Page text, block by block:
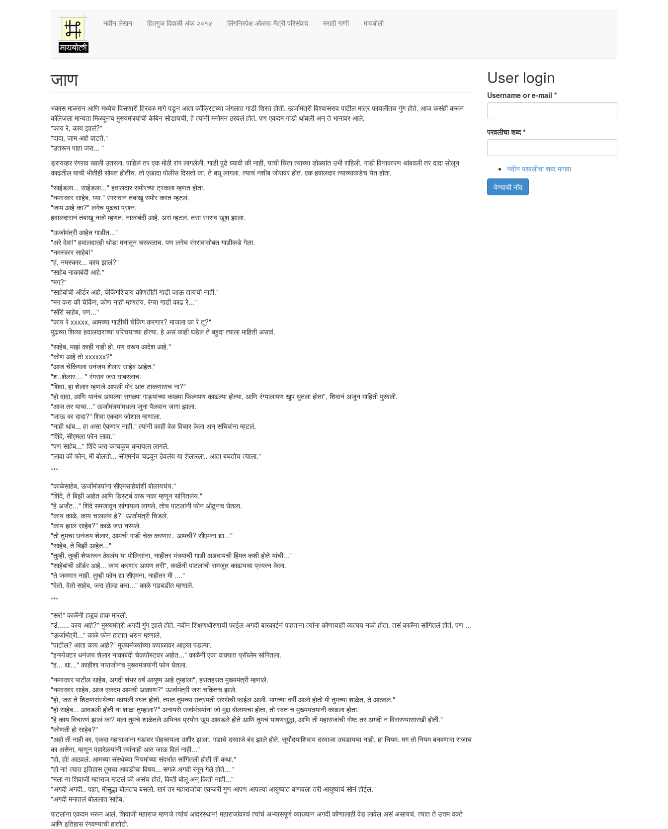
नवीन लेखन हितगुज दिवाळी अंक २०१४ लिंगनिरपेक्ष ओळख-मैत्री परिसंवाद मराठी गाणी मायबोली
जाण
भकास माळरान आणि मध्येच दिसणारी हिरवळ मागे पडून आता काँक्रिटच्या जंगलात गाडी शिरत होती. ऊर्जामंत्री विश्वासराव पाटील मात्र फायलीतच गुंग होते. आज कसंही करून
कॉलेजला मान्यता मिळवूनच मुख्यमंत्र्यांची केबिन सोडायची, हे त्यांनी मनोमन ठरवलं होतं. पण एकदम गाडी थांबली अन् ते भानावर आले.
"काय रे, काय झालं?"
"दादा, जाम आहे वाटते."
"उतरून पाहा जरा... "
ड्रायव्हर रंगराव खाली उतरला. पाहिलं तर एक मोठी रांग लागलेली. गाडी पुढे घ्यावी की नाही, याची चिंता त्याच्या डोळ्यांत उभी राहिली. गाडी विनाकारण थांबवली तर दादा सोलून
काढतील याची भीतीही सोबत होतीच. तो एखादा पोलीस दिसतो का, ते बघू लागला. त्याचं नशीब जोरावर होतं. एक हवालदार त्याच्याकडेच येत होता.
"साईडला... साईडला..." हवालदार समोरच्या ट्रकला म्हणत होता.
"नमस्कार साहेब, घ्या." रंगरावानं तंबाखू समोर करत म्हटलं.
"जाम आहे का?" लगेच पुढचा प्रश्न.
हवालदारानं तंबाखू नको म्हणत, नाकाबंदी आहे, असं म्हटलं, तसा रंगराव खूश झाला.
"ऊर्जामंत्री आहेत गाडीत..."
"अरे देवा!" हवालदारही थोडा मनातून चरकलाच. पण लगेच रंगरावासोबत गाडीकडे गेला.
"नमस्कार साहेब!"
"हं, नमस्कार... काय झालं?"
"साहेब नाकाबंदी आहे."
"मग?"
"साहेबांची ऑर्डर आहे, चेकिंगशिवाय कोणतीही गाडी जाऊ द्यायची नाही."
"मग करा की चेकिंग, कोण नाही म्हणतंय. रंग्या गाडी काढ रे..."
"सॉरी साहेब, पण..."
"काय रे xxxxx, आमच्या गाडीची चेकिंग करणार? माजला का रे तू?"
पुढच्या शिव्या हवालदाराच्या परिचयाच्या होत्या. हे असं काही घडेल ते बहुदा त्याला माहिती असावं.
"साहेब, माझं काही नाही हो, पण वरून आदेश आहे."
"कोण आहे तो xxxxxx?"
"आज चेकिंगला धनंजय शेलार साहेब आहेत."
"श..शेलार.... " रंगराव जरा घाबरलाच.
"शिवा, हा शेलार म्हणजे आपली पोरं आत टाकणाराच ना?"
"हो दादा, आणि यानंच आपल्या सगळ्या गाड्यांच्या काळ्या फिल्मपण काढल्या होत्या, आणि रंग्यालापण खूप धुतला होता", शिवानं अजून माहिती पुरवली.
"आज तर याचा..." ऊर्जामंत्र्यांमधला जुना पैलवान जागा झाला.
"जाऊ का दादा?" शिवा एकदम जोशात म्हणाला.
"नाही थांब... हा असा ऐकणार नाही." त्यांनी काही वेळ विचार केला अन् सचिवांना म्हटलं,
"शिंदे, सीएमला फोन लावा."
"पण साहेब..." शिंदे जरा काचकूच करायला लागले.
"लावा की फोन, मी बोलतो... सीएमनंच चढवून ठेवलंय या शेलारला.. आता बघतोच त्याला."
***
"काळेसाहेब, ऊर्जामंत्र्यांना सीएमसाहेबांशी बोलायचंय."
"शिंदे, ते बिझी आहेत आणि डिस्टर्ब करू नका म्हणून सांगितलंय."
"हे अर्जंट..." शिंदे समजावून सांगायला लागले, तोच पाटलांनी फोन ओढूनच घेतला.
"काय काळे, काय चाललंय हे?" ऊर्जामंत्री चिडले.
"काय झालं साहेब?" काळे जरा नरमले.
"तो तुमचा धनंजय शेलार, आमची गाडी चेक करणार.. आमची? सीएमना द्या..."
"साहेब, ते बिझी आहेत..."
"तुम्ही, तुम्ही शेफारून ठेवलंय या पोलिसांना, नाहीतर मंत्र्याची गाडी अडवायची हिंमत कशी होते यांची..."
"साहेबांची ऑर्डर आहे... काय करणार आपण तरी", काळेंनी पाटलांची समजूत काढायचा प्रयत्न केला.
"ते जमणार नाही. तुम्ही फोन द्या सीएमना, नाहीतर मी ...."
"देतो, देतो साहेब, जरा होल्ड करा..." काळे गडबडीत म्हणाले.
***
"सर!" काळेंनी हळूच हाक मारली.
"उं...... काय आहे?" मुख्यमंत्री अगदी गुंग झाले होते. नवीन शिक्षणधोरणाची फाईल अगदी बारकाईनं पाहताना त्यांना कोणाचाही व्यत्यय नको होता. तसं काळेंना सांगितलं होतं, पण ...
"ऊर्जामंत्री..." काळे फोन हातात धरुन म्हणाले.
"पाटील? आता काय आहे?" मुख्यमंत्र्यांच्या कपाळावर आठ्या पडल्या.
"इन्स्पेक्टर धनंजय शेलार नाकाबंदी चेकपोस्टवर आहेत..." काळेंनी एका वाक्यात प्रॉब्लेम सांगितला.
"हं... द्या..." काहीशा नाराजीनंच मुख्यमंत्र्यांनी फोन घेतला.
"नमस्कार पाटील साहेब, अगदी शंभर वर्षं आयुष्य आहे तुम्हांला", हसतहसत मुख्यमंत्री म्हणाले.
"नमस्कार साहेब, आज एकदम आमची आठवण?" ऊर्जामंत्री जरा चकितच झाले.
"हो, जरा ते शिक्षणसंस्थेच्या फायली बघत होतो, त्यात तुमच्या छत्रपती संस्थेची फाईल आली. मागच्या वर्षी आलो होतो मी तुमच्या शाळेत, ते आठवलं."
"हो साहेब... आवडली होती ना शाळा तुम्हांला?" अनायसे उर्जामंत्र्यांना जो मुद्दा बोलायचा होता, तो स्वतःच मुख्यमंत्र्यांनी काढला होता.
"हे काय विचारणं झालं का? मला तुमचे शाळेतले अभिनव प्रयोग खूप आवडले होते आणि तुमचं भाषणसुद्धा, आणि ती महाराजांची गोष्ट तर अगदी न विसरण्यासारखी होती."
"कोणती हो साहेब?"
"अहो ती नाही का, एकदा महाराजांना गडावर पोहचायला उशीर झाला. गडाचे दरवाजे बंद झाले होते. सूर्योदयाशिवाय दरवाजा उघडायचा नाही, हा नियम. मग तो नियम बनवणारा राजाच
का असेना, म्हणून पहारेकर्‍यांनी त्यांनाही आत जाऊ दिलं नाही..."
"हो, हो! आठवलं. आमच्या संस्थेच्या नियमांच्या संदर्भात सांगितली होती ती कथा."
"हो ना! त्यात इतिहास तुमचा आवडीचा विषय... सगळे अगदी रंगून गेले होते... "
"मला ना शिवाजी महाराज म्हटलं की असंच होतं, किती बोलू अन् किती नाही..."
"अगदी अगदी.. पाहा, मीसुद्धा बोलतच बसलो. खरं तर महाराजांचा एकजरी गुण आपण आपल्या आयुष्यात बाणवला तरी आयुष्याचं सोनं होईल."
"अगदी मनातलं बोललात साहेब."
पाटलांना एकदम भरून आलं. शिवाजी महाराज म्हणजे त्यांचं आदरस्थान! महाराजांवरचं त्यांचं अभ्यासपूर्ण व्याख्यान अगदी कोणालाही वेड लावेल असं असायचं. त्यात ते उत्तम वक्ते
आणि इतिहास रंगवण्याची हातोटी.
User login
Username or e-mail *
परवलीचा शब्द*
नवीन परवलीचा शब्द मागवा
येण्याची नोंद